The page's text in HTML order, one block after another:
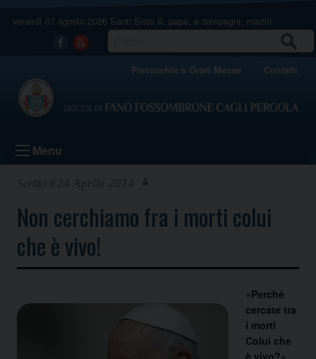
venerdì 07 agosto 2026 Santi Sisto II, papa, e compagni, martiri
Facebook
Youtube
Parrocchie e Orari Messe Contatti
Menu
Non cerchiamo fra i morti colui
che è vivo!
«Perché
cercate tra
i morti
Colui che
è vivo?»